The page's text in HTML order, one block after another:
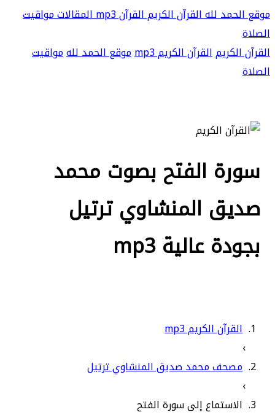
موقع الحمد للهالقرآن الكريمالقرآن mp3 المقالاتمواقيت
الصلاة
القرآن الكريمالقرآن الكريم mp3 موقع الحمد للهمواقيت
الصلاة
سورة الفتح بصوت محمد
صديق المنشاوي ترتيل
بجودة عالية mp3
القرآن الكريم mp3
›
مصحف محمد صديق المنشاوي ترتيل
›
الاستماع إلى سورة الفتح